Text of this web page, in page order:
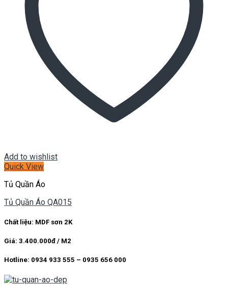
Add to wishlist
Quick View
Tủ Quần Áo
Tủ Quần Áo QA015
Chất liệu: MDF sơn 2K
Giá: 3.400.000đ / M2
Hotline: 0934 933 555 – 0935 656 000